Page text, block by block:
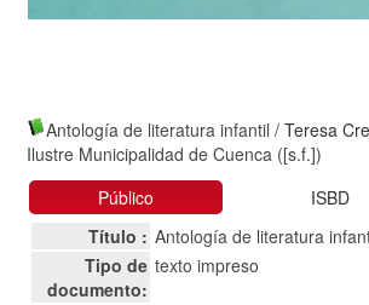
Antología de literatura infantil /Teresa
Ilustre Municipalidad de Cuenca ([s.f.])
Público
ISBD
Título : Antología de literatura
Tipo de
documento:
texto impreso